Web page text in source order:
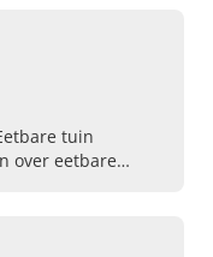
tuin
over eetbare